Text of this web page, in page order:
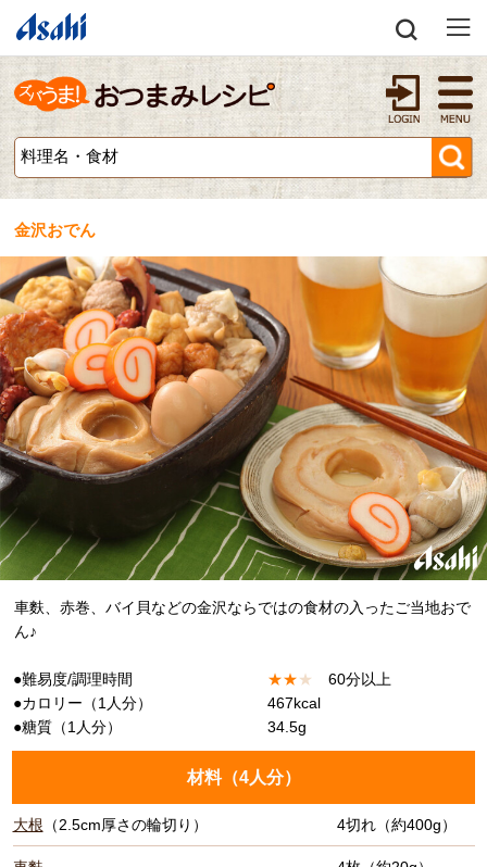
金沢おでん
車麩、赤巻、バイ貝などの金沢ならではの食材の入ったご当地おで
ん♪
●難易度/調理時間 ★★★
60分以上
●カロリー（1人分）
467kcal
●糖質（1人分）
34.5g
材料（4人分）
大根 （2.5cm厚さの輪切り） 4切れ（約400g）